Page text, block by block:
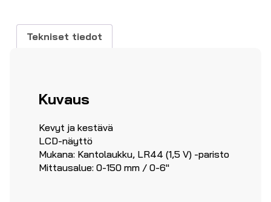
Tekniset tiedot
Kuvaus
Kevyt ja kestävä
LCD-näyttö
Mukana: Kantolaukku, LR44 (1,5 V) -paristo
Mittausalue: 0-150 mm / 0-6"